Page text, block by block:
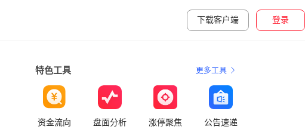
下载客户端 登录
特色工具 更多工具
资金流向 盘面分析 涨停聚焦 公告速递